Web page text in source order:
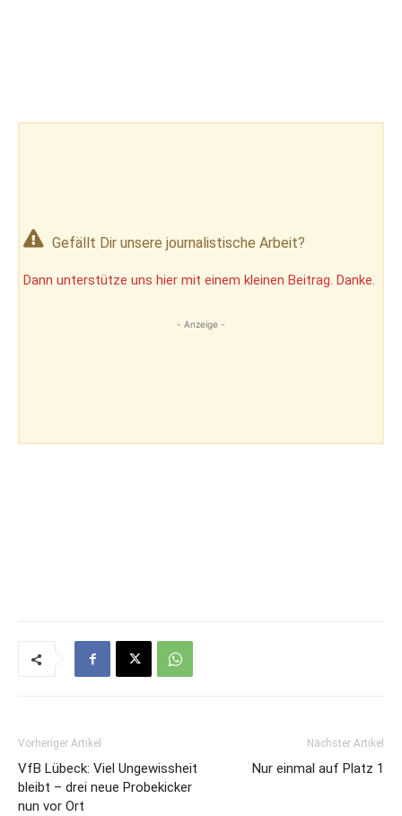
Gefällt Dir unsere journalistische Arbeit?
Dann unterstütze uns hier mit einem kleinen Beitrag. Danke.
- Anzeige -
Vorheriger Artikel
VfB Lübeck: Viel Ungewissheit
bleibt – drei neue Probekicker
nun vor Ort
Nächster Artikel
Nur einmal auf Platz 1